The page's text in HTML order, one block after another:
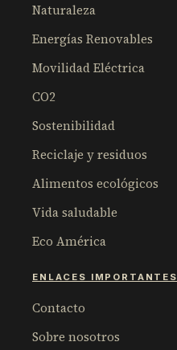
Naturaleza
Energías Renovables
Movilidad Eléctrica
CO2
Sostenibilidad
Reciclaje y residuos
Alimentos ecológicos
Vida saludable
Eco América
ENLACES IMPORTANTES
Contacto
Sobre nosotros